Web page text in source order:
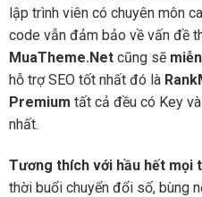
lập trình viên có chuyên môn
code vẫn đảm bảo về vấn đề
MuaTheme.Net cũng sẽ
hỗ trợ SEO tốt nhất đó là
Premium tất cả đều có Key
nhất.
Tương thích với hầu hết mọi
thời buổi chuyển đổi số, bùng